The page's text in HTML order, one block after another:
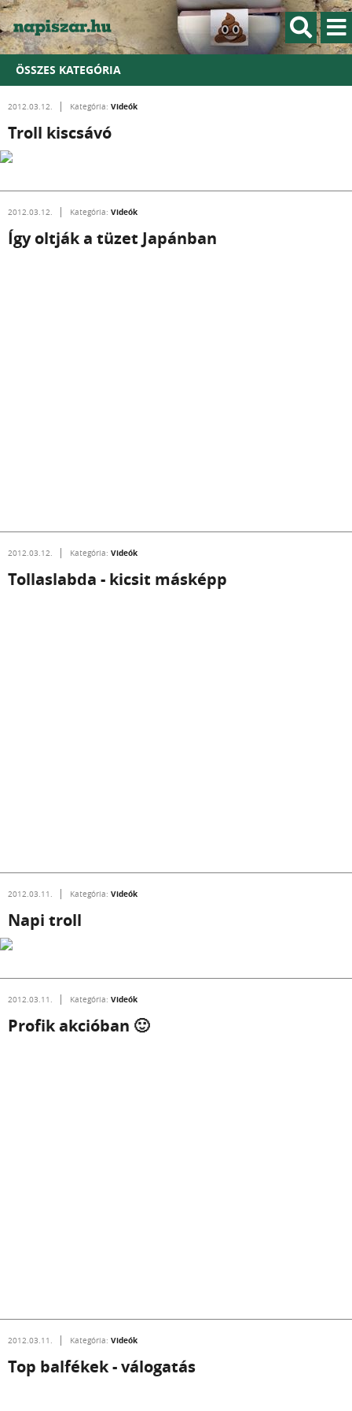
ÖSSZES KATEGÓRIA
2012.03.12. Kategória: Videók
Troll kiscsávó
2012.03.12. Kategória: Videók
Így oltják a tüzet Japánban
2012.03.12. Kategória: Videók
Tollaslabda - kicsit másképp
2012.03.11. Kategória: Videók
Napi troll
2012.03.11. Kategória: Videók
Profik akcióban 🙂
2012.03.11. Kategória: Videók
Top balfékek - válogatás